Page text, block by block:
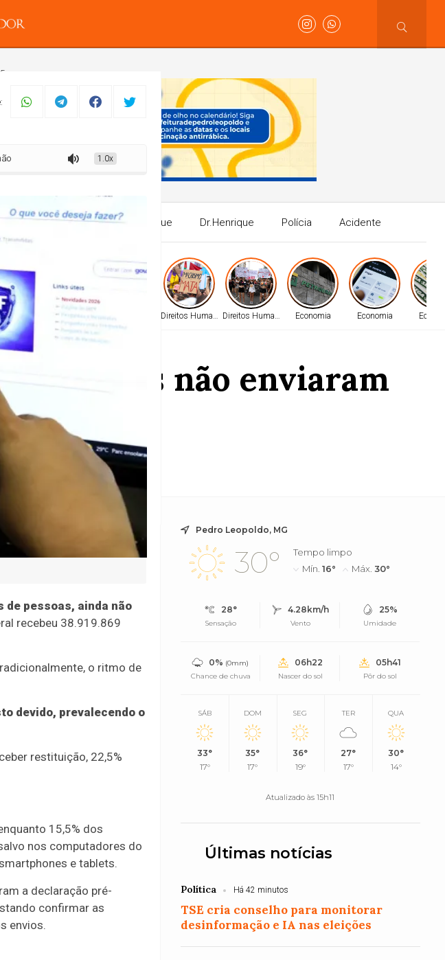
Dom Walmor Dr.Henrique Dr.Henrique Polícia Acidente
Saúde Direitos HumanosDireitos Humanos Economia Economia
milhões não enviaram
do IR
desde o início da entrega
declaração do IR 1.0x
de pessoas, ainda não
recebeu 38.919.869
o ritmo de
devido, prevalecendo o
restituição, 22,5%
15,5% dos
nos computadores do
e tablets.
a declaração pré-
confirmar as
envios.
Pedro Leopoldo, MG
30°
Tempo limpo
Mín.16° Máx.30°
28°
Sensação
4.28km/h
Vento
25%
Umidade
0% (0mm)
Chance de chuva
06h22
Nascer do sol
05h41
Pôr do sol
SÁB
33°
17°
DOM
35°
17°
SEG
36°
19°
TER
27°
17°
QUA
30°
14°
Atualizado às 15h11
Últimas notícias
Política Há 42 minutos
TSE cria conselho para monitorar
desinformação e IA nas eleições